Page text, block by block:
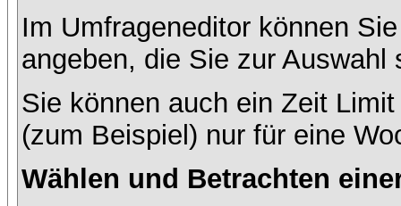
Im Umfrageneditor können
angeben, die Sie zur Auswahl
Sie können auch ein Zeit
(zum Beispiel) nur für eine
Wählen und Betrachten